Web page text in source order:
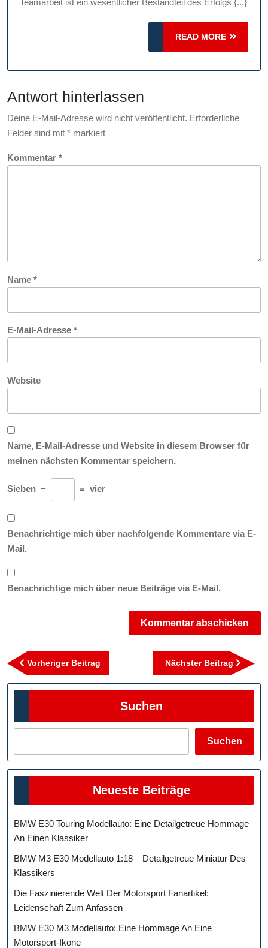
erfolgreichen
Zusammenarbeit
Teamarbeit ist ein wesentlicher Bestandteil des Erfolgs {...}
READ MORE
READ
MORE
Antwort hinterlassen
Deine E-Mail-Adresse wird nicht veröffentlicht. Erforderliche
Felder sind mit * markiert
Kommentar *
Name *
E-Mail-Adresse *
Website
Name, E-Mail-Adresse und Website in diesem Browser für
meinen nächsten Kommentar speichern.
Sieben − = vier
Benachrichtige mich über nachfolgende Kommentare via E-
Mail.
Benachrichtige mich über neue Beiträge via E-Mail.
Beitragsnavigation
Vorheriger Beitrag
Beitrag
Nächster Beitrag
Suchen
Suchen
Neueste Beiträge
BMW E30 Touring Modellauto: Eine Detailgetreue Hommage
An Einen Klassiker
BMW M3 E30 Modellauto 1:18 – Detailgetreue Miniatur Des
Klassikers
Die Faszinierende Welt Der Motorsport Fanartikel:
Leidenschaft Zum Anfassen
BMW E30 M3 Modellauto: Eine Hommage An Eine
Motorsport-Ikone